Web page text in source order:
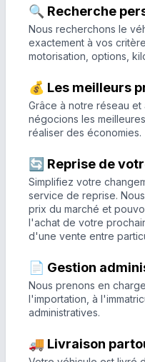
🔍 Recherche
Nous recherchons le
exactement à vos
motorisation, options,
💰 Les meilleurs
Grâce à notre réseau
négocions les
réaliser des économies.
🔄 Reprise de
Simplifiez votre
service de reprise.
prix du marché et
l'achat de votre
d'une vente entre
📄 Gestion
Nous prenons en
l'importation, à
administratives.
🚚 Livraison